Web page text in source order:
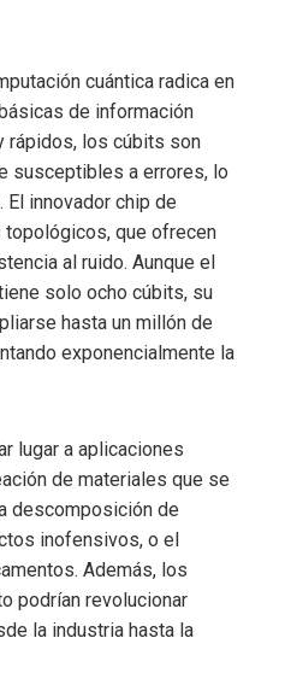
cuántica radica en
de información
rápidos, los cúbits son
susceptibles a errores, lo
innovador chip de
que ofrecen
al ruido. Aunque el
solo ocho cúbits, su
hasta un millón de
exponencialmente la
lugar a aplicaciones
de materiales que se
descomposición de
inofensivos, o el
Además, los
podrían revolucionar
la industria hasta la